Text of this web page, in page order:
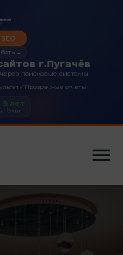
г.Пугачёв
поисковые системы
✓ Прозрачные отчеты
→
5 лет
Опыт